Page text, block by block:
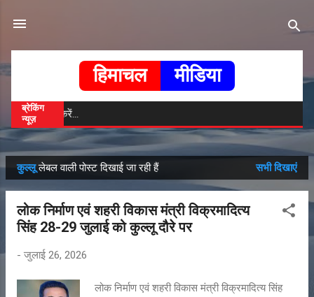
हिमाचल मीडिया
ब्रेकिंग
न्यूज़
सं
दे
कुल्लूलेबल वाली पोस्ट दिखाई जा रही हैं सभी दिखाएं
लोक निर्माण एवं शहरी विकास मंत्री विक्रमादित्य
सिंह 28-29 जुलाई को कुल्लू दौरे पर
- जुलाई 26, 2026
लोक निर्माण एवं शहरी विकास मंत्री विक्रमादित्य सिंह